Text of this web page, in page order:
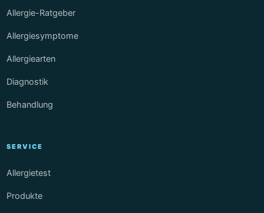
Bienenstich behandeln mit Hitze
dieses Gewächs
Natron und Essig gegen Bienenstich Symptome
Zuckerbehandlung bei Bienenstich
giftzersetzende Enzyme
Bienenstich
Calcium Brausetabletten gegen Insektenstiche
Behandlungsmethoden bei Bienenstich
Allergie-Ratgeber
Allergiesymptome
Allergiearten
Diagnostik
Behandlung
SERVICE
Allergietest
Produkte